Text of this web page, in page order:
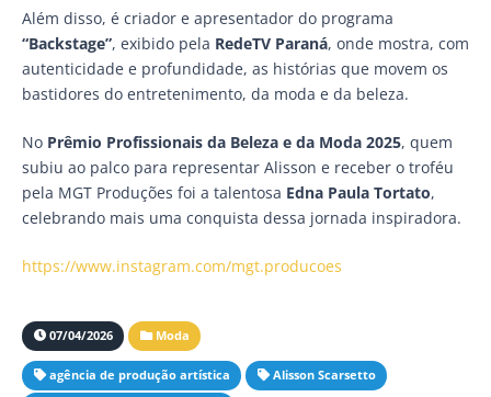
Além disso, é criador e apresentador do programa
“Backstage”, exibido pela RedeTV Paraná, onde mostra, com
autenticidade e profundidade, as histórias que movem os
bastidores do entretenimento, da moda e da beleza.
No Prêmio Profissionais da Beleza e da Moda 2025, quem
subiu ao palco para representar Alisson e receber o troféu
pela MGT Produções foi a talentosa Edna Paula Tortato,
celebrando mais uma conquista dessa jornada inspiradora.
https://www.instagram.com/mgt.producoes
07/04/2026 Moda
agência de produção artística
Alisson Scarsetto